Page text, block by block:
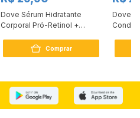
Dove Sérum Hidratante
Corporal Pró-Retinol +
Comprar
Dove